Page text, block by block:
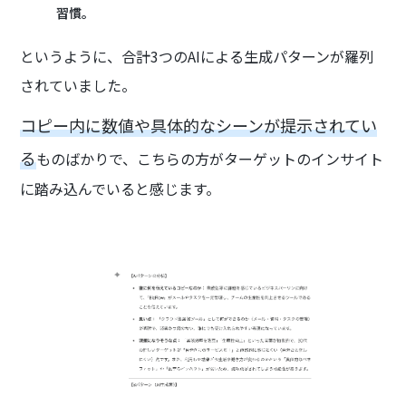
習慣。
というように、合計3つのAIによる生成パターンが羅列
されていました。
コピー内に数値や具体的なシーンが提示されてい
るものばかりで、こちらの方がターゲットのインサイト
に踏み込んでいると感じます。